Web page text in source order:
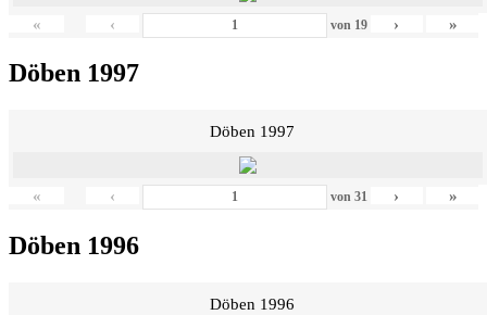
« ‹ von 19 › »
Döben 1997
Döben 1997
« ‹ von 31 › »
Döben 1996
Döben 1996